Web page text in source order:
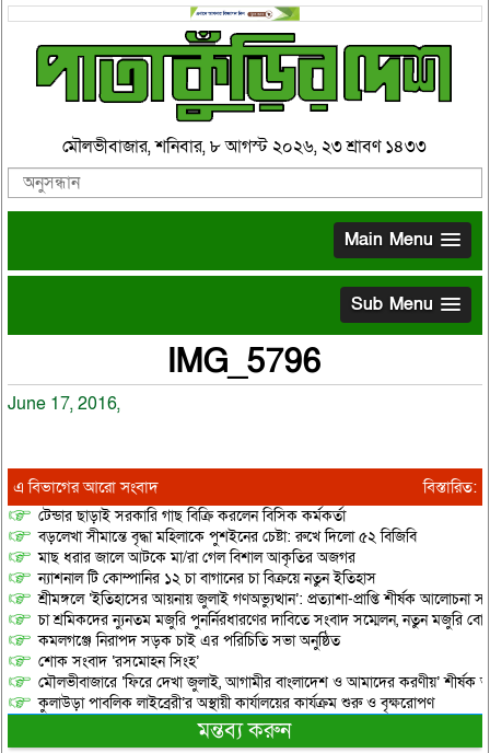
মৌলভীবাজার, শনিবার, ৮ আগস্ট ২০২৬, ২৩ শ্রাবণ ১৪৩৩
Main Menu
Sub Menu
IMG_5796
June 17, 2016,
এ বিভাগের আরো সংবাদ বিস্তারিত:
টেন্ডার ছাড়াই সরকারি গাছ বিক্রি করলেন বিসিক কর্মকর্তা
বড়লেখা সীমান্তে বৃদ্ধা মহিলাকে পুশইনের চেষ্টা: রুখে দিলো ৫২ বিজিবি
মাছ ধরার জালে আটকে মা/রা গেল বিশাল আকৃতির অজগর
ন্যাশনাল টি কোম্পানির ১২ চা বাগানের চা বিক্রয়ে নতুন ইতিহাস
শ্রীমঙ্গলে ‘ইতিহাসের আয়নায় জুলাই গণঅভ্যুত্থান’: প্রত্যাশা-প্রাপ্তি শীর্ষক আলোচনা
চা শ্রমিকদের ন্যুনতম মজুরি পুনর্নিরধারণের দাবিতে সংবাদ সম্মেলন, নতুন মজুরি
কমলগঞ্জে নিরাপদ সড়ক চাই এর পরিচিতি সভা অনুষ্ঠিত
শোক সংবাদ ‘রসমোহন সিংহ’
মৌলভীবাজারে ‘ফিরে দেখা জুলাই, আগামীর বাংলাদেশ ও আমাদের করণীয়’ শীর্ষক
কুলাউড়া পাবলিক লাইব্রেরী’র অস্থায়ী কার্যালয়ের কার্যক্রম শুরু ও বৃক্ষরোপণ
মন্তব্য করুন